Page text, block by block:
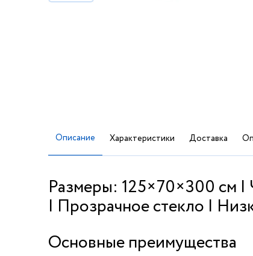
Описание Характеристики Доставка
Размеры: 125×70×300 см |
| Прозрачное стекло |
Основные преимущества